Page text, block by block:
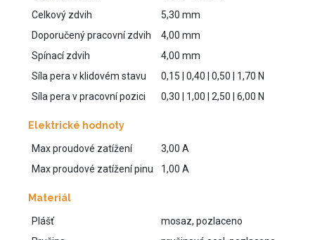
Celkový zdvih
5,30 mm
Doporučený pracovní zdvih
4,00 mm
Spínací zdvih
4,00 mm
Síla pera v klidovém stavu
0,15 | 0,40 | 0,50 | 1,70 N
Síla pera v pracovní pozici
0,30 | 1,00 | 2,50 | 6,00 N
Elektrické hodnoty
Max proudové zatížení
3,00 A
Max proudové zatížení pinu
1,00 A
Materiál
Plášť
mosaz, pozlaceno